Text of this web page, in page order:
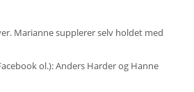
Marianne supplerer selv holdet med
ol.): Anders Harder og Hanne